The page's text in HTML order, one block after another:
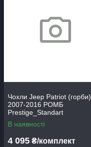
Чохли Jeep Patriot (горби)
2007-2016 РОМБ
Prestige_Standart
В наявності
4 095 ₴/комплект